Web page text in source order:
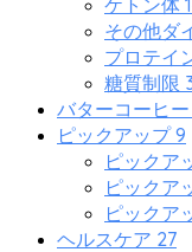
ケトン体
その他ダ
プロテイ
糖質制限
バターコーヒー
ピックアップ9
ピックア
ピックア
ピックア
ヘルスケア 27